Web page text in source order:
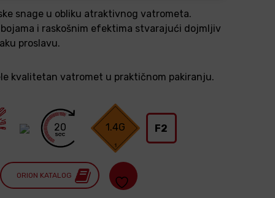
snage u obliku atraktivnog vatrometa.
i raskošnim efektima stvarajući dojmljiv
proslavu.
kvalitetan vatromet u praktičnom pakiranju.
20 1.4G F2
ORION KATALOG